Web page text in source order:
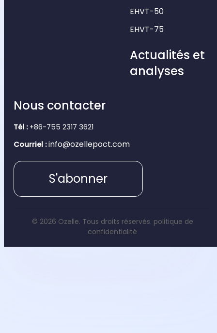
EHVT-50
EHVT-75
Actualités et
analyses
Nous contacter
Tél :+86-755 2317 3621
Courriel : info@ozellepoct.com
S'abonner
© 2026 Ozelle. Tous droits réservés. politique de
confidentialité